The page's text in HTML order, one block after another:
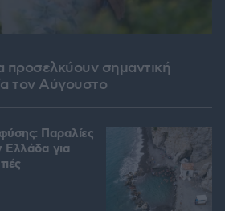
προσελκύουν σημαντική
τον Αύγουστο
Παραλίες
Ελλάδα για